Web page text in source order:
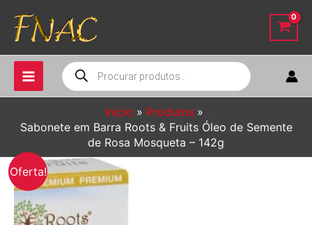
para
conteúdo
Pesquisar
produtos
Início
Produtos
Sabonete em Barra Roots & Fruits Óleo de Semente
de Rosa Mosqueta – 142g
Oferta!